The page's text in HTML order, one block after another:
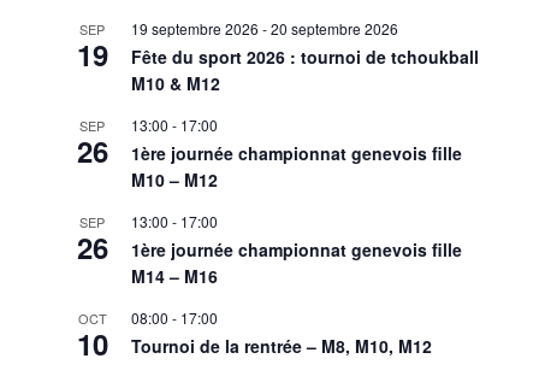
SEP
19
19 septembre 2026 -20 septembre 2026
Fête du sport 2026 : tournoi de tchoukball
M10 & M12
SEP
26
13:00 - 17:00
1ère journée championnat genevois fille
M10 – M12
SEP
26
13:00 - 17:00
1ère journée championnat genevois fille
M14 – M16
OCT
10
08:00 - 17:00
Tournoi de la rentrée – M8, M10, M12